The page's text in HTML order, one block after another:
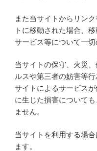
また当サイトからリン
トに移動された場合、
サービス等について一切
当サイトの保守、火災
ルスや第三者の妨害等
サイトによるサービス
に生じた損害について
ません。
当サイトを利用する場
ます。